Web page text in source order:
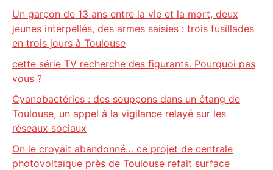
Un garçon de 13 ans entre la vie et la mort, deux
jeunes interpellés, des armes saisies : trois fusillades
en trois jours à Toulouse
cette série TV recherche des figurants. Pourquoi pas
vous ?
Cyanobactéries : des soupçons dans un étang de
Toulouse, un appel à la vigilance relayé sur les
réseaux sociaux
On le croyait abandonné… ce projet de centrale
photovoltaïque près de Toulouse refait surface